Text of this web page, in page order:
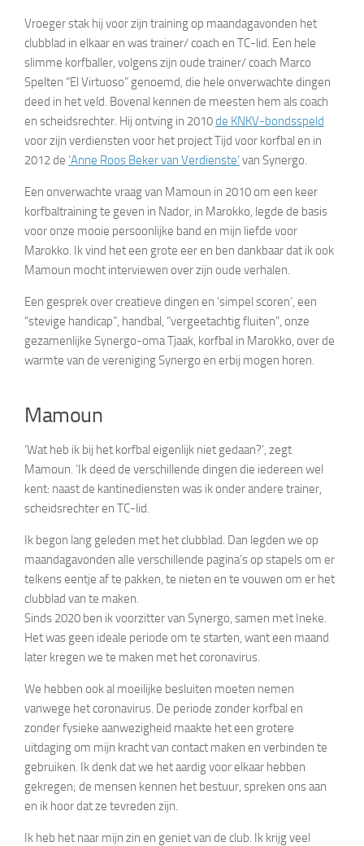
Vroeger stak hij voor zijn training op maandagavonden het
clubblad in elkaar en was trainer/ coach en TC-lid. Een hele
slimme korfballer, volgens zijn oude trainer/ coach Marco
Spelten “El Virtuoso” genoemd, die hele onverwachte dingen
deed in het veld. Bovenal kennen de meesten hem als coach
en scheidsrechter. Hij ontving in 2010de KNKV-bondsspeld
voor zijn verdiensten voor het project Tijd voor korfbal en in
2012 de ‘Anne Roos Beker van Verdienste’van Synergo.
Een onverwachte vraag van Mamoun in 2010 om een keer
korfbaltraining te geven in Nador, in Marokko, legde de basis
voor onze mooie persoonlijke band en mijn liefde voor
Marokko. Ik vind het een grote eer en ben dankbaar dat ik ook
Mamoun mocht interviewen over zijn oude verhalen.
Een gesprek over creatieve dingen en ‘simpel scoren’, een
“stevige handicap”, handbal, “vergeetachtig fluiten”, onze
gezamenlijke Synergo-oma Tjaak, korfbal in Marokko, over de
warmte van de vereniging Synergo en erbij mogen horen.
Mamoun
‘Wat heb ik bij het korfbal eigenlijk niet gedaan?’, zegt
Mamoun. ‘Ik deed de verschillende dingen die iedereen wel
kent: naast de kantinediensten was ik onder andere trainer,
scheidsrechter en TC-lid.
Ik begon lang geleden met het clubblad. Dan legden we op
maandagavonden alle verschillende pagina’s op stapels om er
telkens eentje af te pakken, te nieten en te vouwen om er het
clubblad van te maken.
Sinds 2020 ben ik voorzitter van Synergo, samen met Ineke.
Het was geen ideale periode om te starten, want een maand
later kregen we te maken met het coronavirus.
We hebben ook al moeilijke besluiten moeten nemen
vanwege het coronavirus. De periode zonder korfbal en
zonder fysieke aanwezigheid maakte het een grotere
uitdaging om mijn kracht van contact maken en verbinden te
gebruiken. Ik denk dat we het aardig voor elkaar hebben
gekregen; de mensen kennen het bestuur, spreken ons aan
en ik hoor dat ze tevreden zijn.
Ik heb het naar mijn zin en geniet van de club. Ik krijg veel